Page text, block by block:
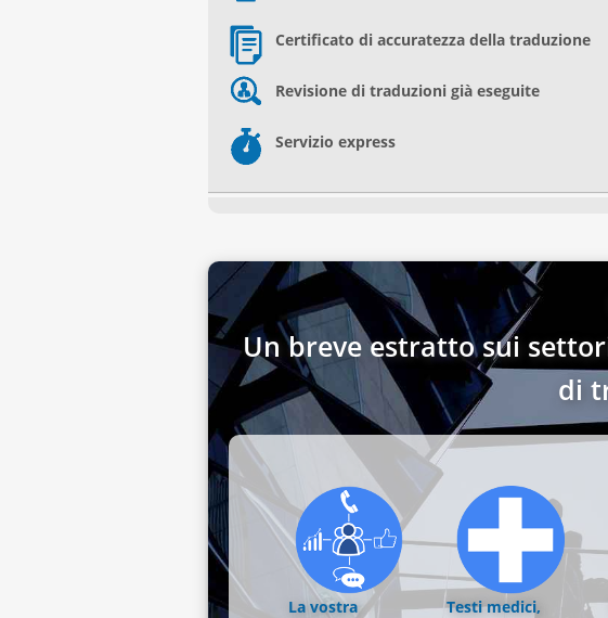
Certificato di accuratezza della traduzione
Revisione di traduzioni già eseguite
Servizio express
Un breve estratto sui
di
La vostra
Testi medici,